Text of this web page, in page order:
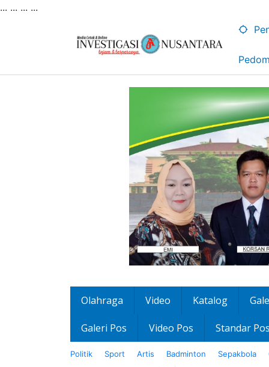
... ... ... ...
Olahraga Video Katalog
Galeri Pos Video Pos Standar Pos
Politik Sport Artis Badminton Sepakbola